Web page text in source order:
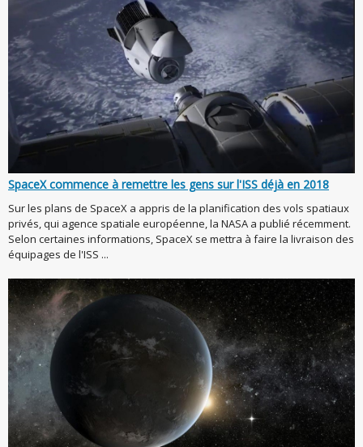
SpaceX commence à remettre les gens sur l'ISS déjà en 2018
Sur les plans de SpaceX a appris de la planification des vols spatiaux
privés, qui agence spatiale européenne, la NASA a publié récemment.
Selon certaines informations, SpaceX se mettra à faire la livraison des
équipages de l'ISS ...